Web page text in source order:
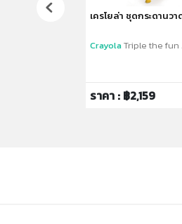
เครโยล่า ชุดกระดานวา
CrayolaTriple the fun
ราคา : ฿2,159